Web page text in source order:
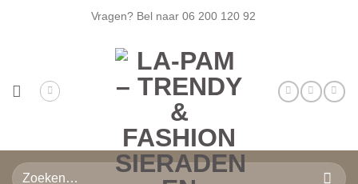
Vragen? Bel naar 06 200 120 92
Zoeken